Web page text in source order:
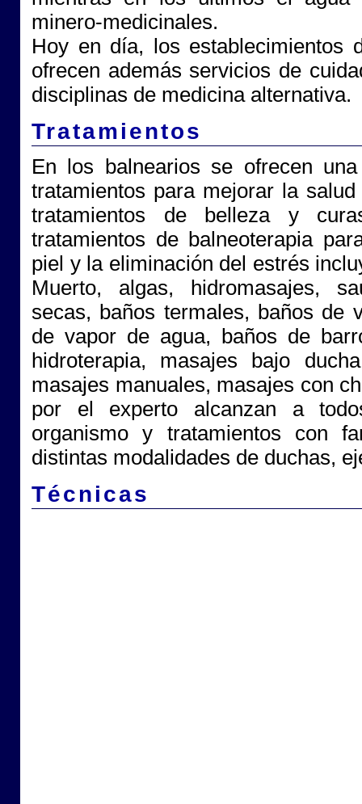
minero-medicinales.
Hoy en día, los establecimientos
ofrecen además servicios de
disciplinas de medicina alternativa.
Tratamientos
En los balnearios se ofrecen
tratamientos para mejorar la
tratamientos de belleza y
tratamientos de balneoterapia
piel y la eliminación del estrés
Muerto, algas, hidromasajes,
secas, baños termales, baños de
de vapor de agua, baños de
hidroterapia, masajes bajo
masajes manuales, masajes con
por el experto alcanzan a
organismo y tratamientos con
distintas modalidades de duchas,
Técnicas